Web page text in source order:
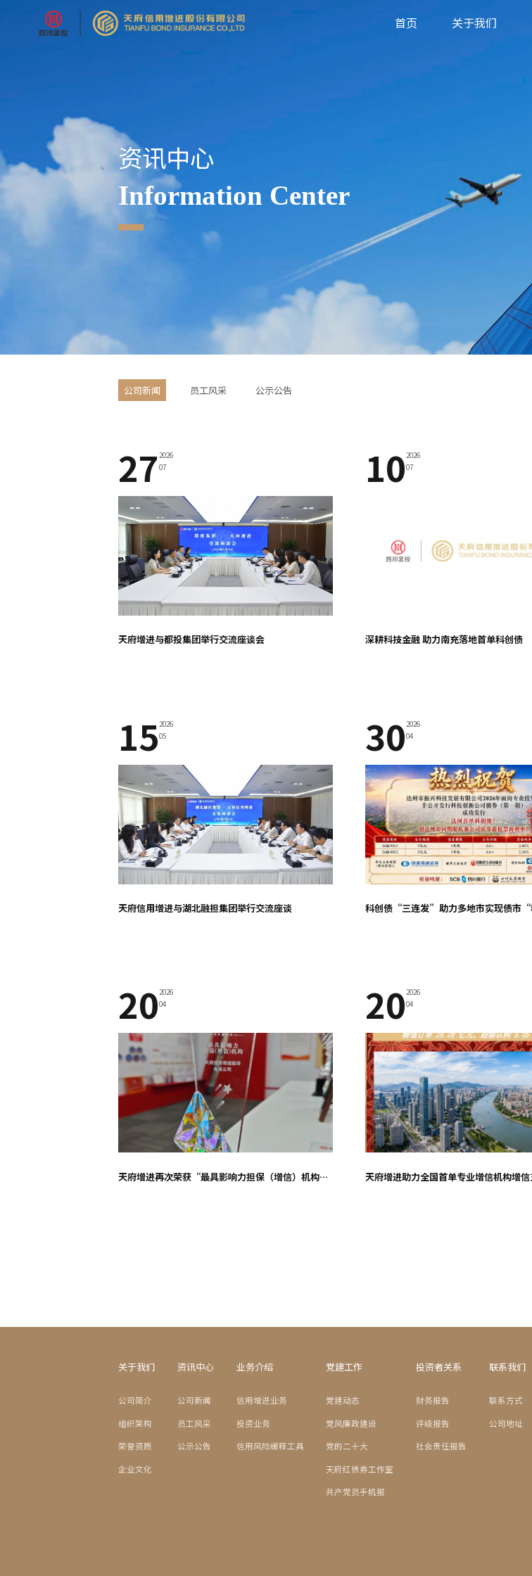
首页 关于我们
资讯中心
Information Center
公司新闻 员工风采 公示公告
27 2026
07
天府增进与都投集团举行交流座谈会
102026
07
深耕科技金融 助力南充落地首单科创债
152026
05
天府信用增进与湖北融担集团举行交流座谈
302026
04
202026
04
天府增进再次荣获“最具影响力担保（增信）机构”奖
202026
04
关于我们
公司简介
组织架构
荣誉资质
企业文化
资讯中心
公司新闻
员工风采
公示公告
业务介绍
信用增进业务
投资业务
信用风险缓释工具
党建工作
党建动态
党风廉政建设
党的二十大
天府红债券工作室
共产党员手机报
投资者关系
财务报告
评级报告
社会责任报告
联系我们
联系方式
公司地址